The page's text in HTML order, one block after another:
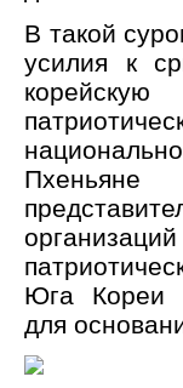
В такой
усилия к
Юга Кореи
для